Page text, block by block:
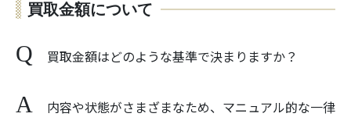
買取金額について
買取金額はどのような基準で決まりますか？
内容や状態がさまざまなため、マニュアル的な一律